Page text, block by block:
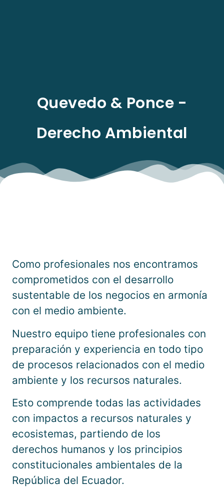
Quevedo & Ponce -
Derecho Ambiental
Como profesionales nos encontramos
comprometidos con el desarrollo
sustentable de los negocios en armonía
con el medio ambiente.
Nuestro equipo tiene profesionales con
preparación y experiencia en todo tipo
de procesos relacionados con el medio
ambiente y los recursos naturales.
Esto comprende todas las actividades
con impactos a recursos naturales y
ecosistemas, partiendo de los
derechos humanos y los principios
constitucionales ambientales de la
República del Ecuador.